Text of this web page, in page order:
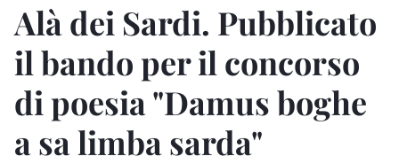
Alà dei Sardi. Pubblicato
il bando per il concorso
di poesia "Damus boghe
a sa limba sarda"